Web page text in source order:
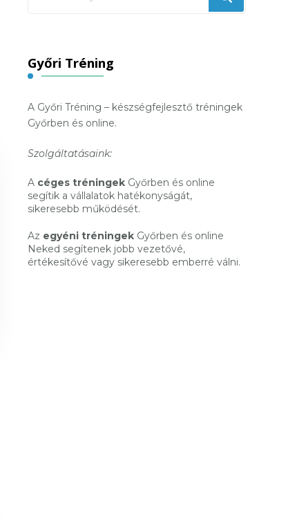
Győri Tréning
A Győri Tréning – készségfejlesztő tréningek
Győrben és online.
Szolgáltatásaink:
A céges tréningek Győrben és online
segítik a vállalatok hatékonyságát,
sikeresebb működését.
Az egyéni tréningek Győrben és online
Neked segítenek jobb vezetővé,
értékesítővé vagy sikeresebb emberré válni.